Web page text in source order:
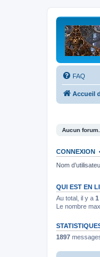
FAQ
Accueil
Aucun forum.
CONNEXION
Nom
QUI EST EN
Au total, il y a 1
Le nombre
1897